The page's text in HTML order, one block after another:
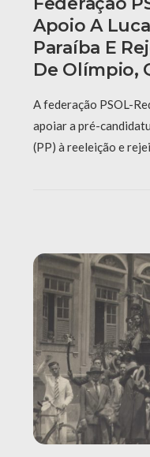
Apoio A
Paraíba E
De Olímpio,
A federação PSOL-
apoiar a pré-
(PP) à reeleição e